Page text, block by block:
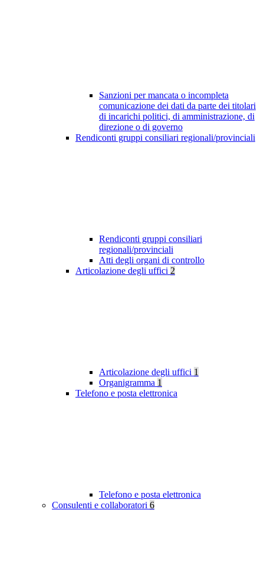
Sanzioni per mancata o incompleta
comunicazione dei dati da parte dei titolari
di incarichi politici, di amministrazione, di
direzione o di governo
Rendiconti gruppi consiliari regionali/provinciali
Rendiconti gruppi consiliari
regionali/provinciali
Atti degli organi di controllo
Articolazione degli uffici 2
Articolazione degli uffici 1
Organigramma 1
Telefono e posta elettronica
Telefono e posta elettronica
Consulenti e collaboratori 6